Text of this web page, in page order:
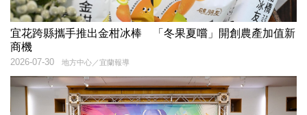
宜花跨縣攜手推出金柑冰棒 「冬果夏嚐」開創農產加值新
商機
地方中心／宜蘭報導
2026-07-30